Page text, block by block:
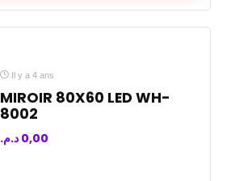
Il y a 4 ans
MIROIR 80X60 LED WH-
8002
0,00 د.م.